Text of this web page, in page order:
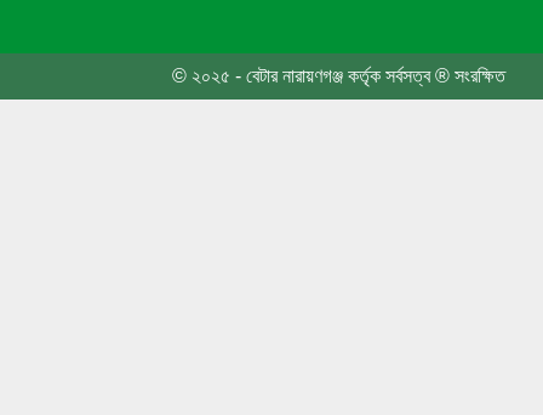
© ২০২৫ - বেটার নারায়ণগঞ্জ কর্তৃক সর্বসত্ব ® সংরক্ষিত